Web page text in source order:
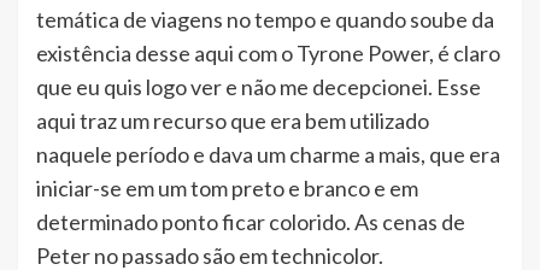
temática de viagens no tempo e quando soube da
existência desse aqui com o Tyrone Power, é claro
que eu quis logo ver e não me decepcionei. Esse
aqui traz um recurso que era bem utilizado
naquele período e dava um charme a mais, que era
iniciar-se em um tom preto e branco e em
determinado ponto ficar colorido. As cenas de
Peter no passado são em technicolor.